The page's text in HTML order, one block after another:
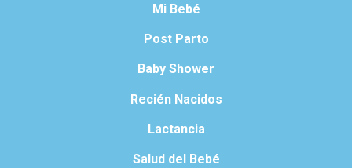
Mi Bebé
Post Parto
Baby Shower
Recién Nacidos
Lactancia
Salud del Bebé